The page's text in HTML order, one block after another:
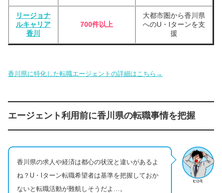
リージョナ
ルキャリア
香川
700件以上
大都市圏から香川県
へのU・Iターンを支
援
香川県に特化した転職エージェントの詳細はこちら→
エージェント利用前に香川県の転職事情を把握
香川県の求人や経済は都心の状況と違いがあるよ
ね？U・Iターン転職希望者は基準を把握しておか
ないと転職活動が難航しそうだよ…。